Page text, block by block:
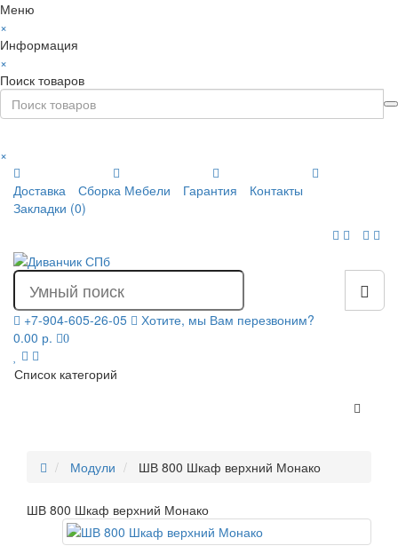
Меню
×
Информация
×
Поиск товаров
×
Доставка
Сборка Мебели Гарантия
Контакты
Закладки (0)
+7-904-605-26-05
Хотите, мы Вам перезвоним?
0.00 р.
0
Список категорий
Модули ШВ 800 Шкаф верхний Монако
ШВ 800 Шкаф верхний Монако